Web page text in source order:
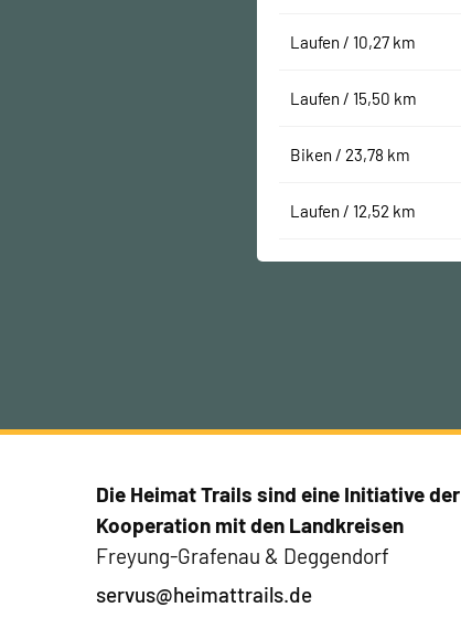
Laufen / 10,27 km
Laufen / 15,50 km
Biken / 23,78 km
Laufen / 12,52 km
Die Heimat Trails sind eine Initiative der
Kooperation mit den Landkreisen
Freyung-Grafenau & Deggendorf
servus@heimattrails.de